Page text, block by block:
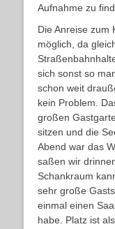
Aufnahme zu
Die Anreise zum
möglich, da
sich sonst so
schon weit
kein Problem.
großen
sitzen und die
Abend war das
saßen wir
Schankraum
sehr große
einmal einen
habe. Platz ist